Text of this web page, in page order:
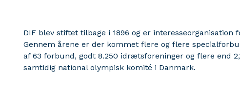
DIF blev stiftet tilbage i 1896 og er
Gennem årene er der kommet flere og flere
af 63 forbund, godt 8.250 idrætsforeninger og flere end
samtidig national olympisk komité i Danmark.